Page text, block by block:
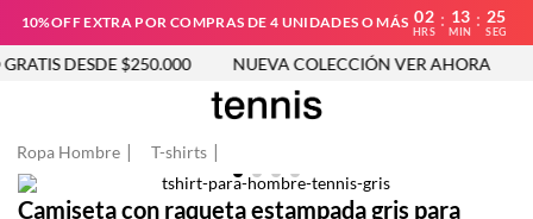
10%OFF EXTRA POR COMPRAS DE 4 UNIDADES O MÁS 02
HRS
: 13
MIN
: 25
SEG
DESDE $250.000 NUEVA COLECCIÓN VER AHORA
Ropa Hombre T-shirts
Camiseta con raqueta estampada gris para